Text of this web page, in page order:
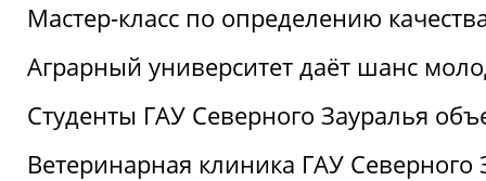
Мастер-класс по определению
Аграрный университет даёт шанс
Студенты ГАУ Северного Зауралья
Ветеринарная клиника ГАУ Северного